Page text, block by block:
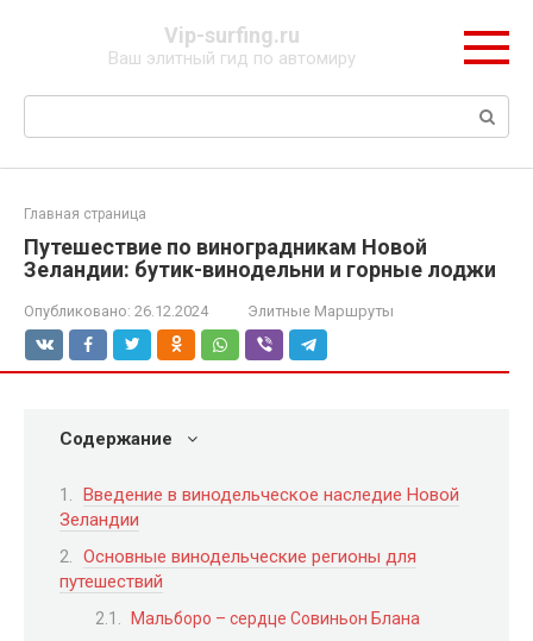
Vip-surfing.ru
Ваш элитный гид по автомиру
Поиск:
Главная страница
Путешествие по виноградникам Новой
Зеландии: бутик-винодельни и горные лоджи
Опубликовано: 26.12.2024 Элитные Маршруты
Содержание
Введение в винодельческое наследие Новой
Зеландии
Основные винодельческие регионы для
путешествий
Мальборо – сердце Совиньон Блана